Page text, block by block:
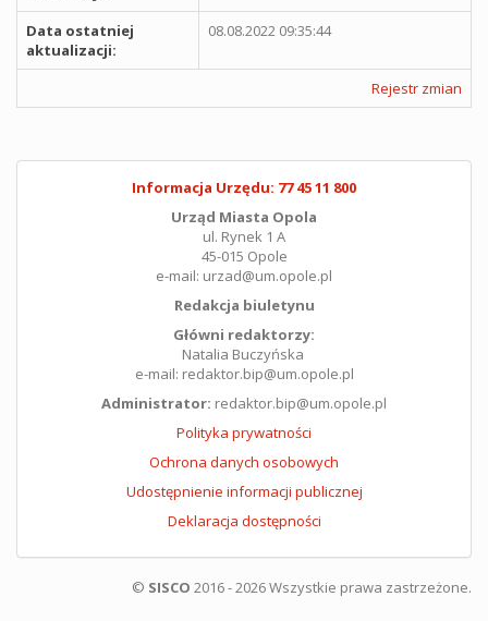
Data ostatniej
aktualizacji:
08.08.2022 09:35:44
Rejestr zmian
Informacja Urzędu: 77 45 11 800
Urząd Miasta Opola
ul. Rynek 1 A
45-015 Opole
e-mail: urzad@um.opole.pl
Redakcja biuletynu
Główni redaktorzy:
Natalia Buczyńska
e-mail: redaktor.bip@um.opole.pl
Administrator: redaktor.bip@um.opole.pl
Polityka prywatności
Ochrona danych osobowych
Udostępnienie informacji publicznej
Deklaracja dostępności
© SISCO 2016 - 2026 Wszystkie prawa zastrzeżone.